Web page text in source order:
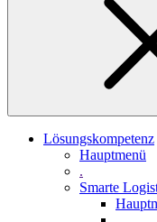
Lösungskompetenz
Hauptmenü
.
Smarte